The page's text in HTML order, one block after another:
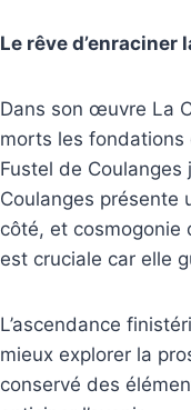
Le rêve
Dans son œuvre La
morts les fondations
Fustel de Coulanges
Coulanges présente
côté, et cosmogonie
est cruciale car elle
L’ascendance
mieux explorer la
conservé des